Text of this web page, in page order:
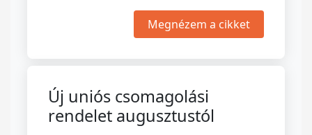
Megnézem a cikket
Új uniós csomagolási
rendelet augusztustól